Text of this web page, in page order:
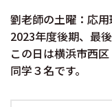
劉老師の土曜：応用
2023年度後期、最
この日は横浜市西
同学３名です。